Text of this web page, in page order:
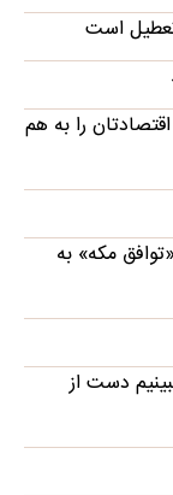
است
را به هم
مکه» به
دست از